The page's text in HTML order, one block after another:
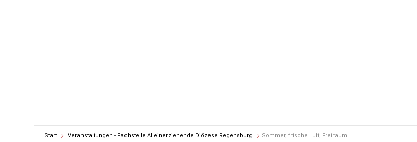
Start Veranstaltungen - Fachstelle Alleinerziehende Diözese Regensburg Sommer, frische Luft, Freiraum